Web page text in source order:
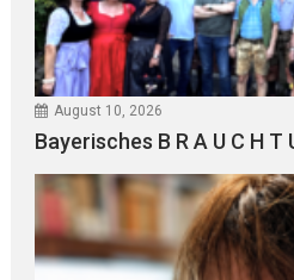
August 10, 2026
Bayerisches B R A U C H T